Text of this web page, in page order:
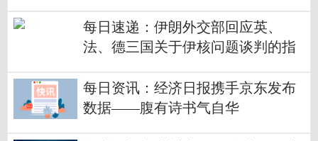
每日速递：伊朗外交部回应英、
法、德三国关于伊核问题谈判的指
每日资讯：经济日报携手京东发布
数据——腹有诗书气自华